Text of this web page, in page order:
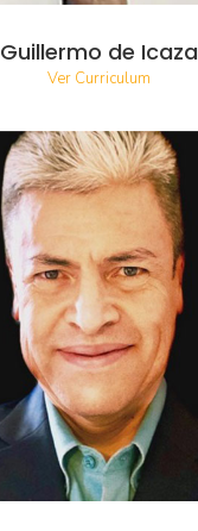
Guillermo de Icaza
Ver Curriculum